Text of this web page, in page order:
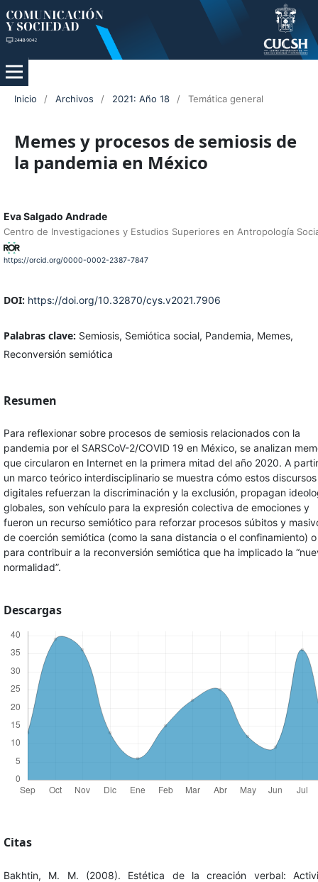
Inicio / Archivos / 2021: Año 18 / Temática general
Memes y procesos de semiosis de
la pandemia en México
Eva Salgado Andrade
Centro de Investigaciones y Estudios Superiores en Antropología
https://orcid.org/0000-0002-2387-7847
DOI: https://doi.org/10.32870/cys.v2021.7906
Palabras clave: Semiosis, Semiótica social, Pandemia, Memes,
Reconversión semiótica
Resumen
Para reflexionar sobre procesos de semiosis relacionados con la
pandemia por el SARSCoV-2/COVID 19 en México, se analizan
que circularon en Internet en la primera mitad del año 2020. A
un marco teórico interdisciplinario se muestra cómo estos discursos
digitales refuerzan la discriminación y la exclusión, propagan
globales, son vehículo para la expresión colectiva de emociones y
fueron un recurso semiótico para reforzar procesos súbitos y
de coerción semiótica (como la sana distancia o el confinamiento) o
para contribuir a la reconversión semiótica que ha implicado la
normalidad”.
Descargas
Citas
Bakhtin, M. M. (2008). Estética de la creación verbal: